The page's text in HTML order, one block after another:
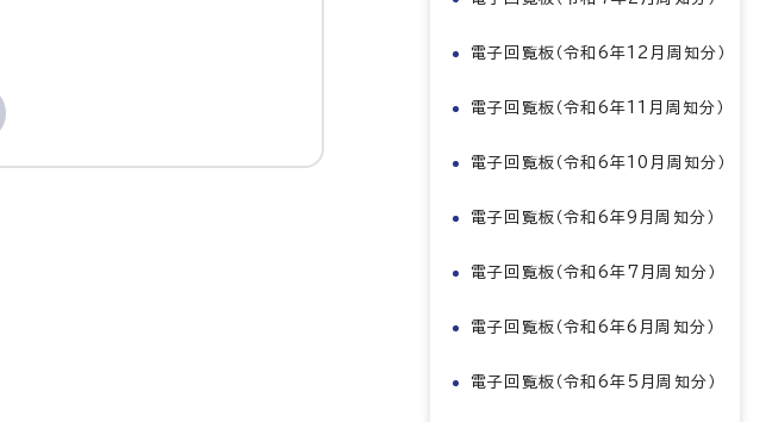
電子回覧板（令和6年12月周知分）
電子回覧板（令和6年11月周知分）
電子回覧板（令和6年10月周知分）
電子回覧板（令和6年9月周知分）
電子回覧板（令和6年7月周知分）
電子回覧板（令和6年6月周知分）
電子回覧板（令和6年5月周知分）